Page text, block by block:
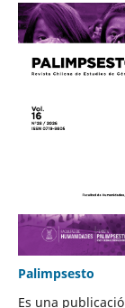
Palimpsesto
Es una